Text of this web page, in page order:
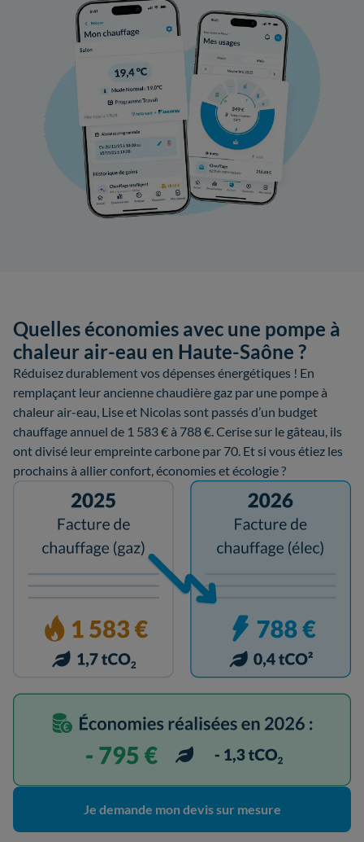
Je demande mon devis sur mesure
Quelles économies avec une pompe à
chaleur air-eau en Haute-Saône ?
Réduisez durablement vos dépenses énergétiques ! En
remplaçant leur ancienne chaudière gaz par une pompe à
chaleur air-eau, Lise et Nicolas sont passés d’un budget
chauffage annuel de 1 583 € à 788 €. Cerise sur le gâteau, ils
ont divisé leur empreinte carbone par 70. Et si vous étiez les
prochains à allier confort, économies et écologie ?